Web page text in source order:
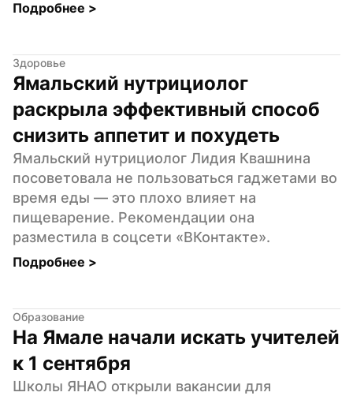
Подробнее >
Здоровье
Ямальский нутрициолог
раскрыла эффективный способ
снизить аппетит и похудеть
Ямальский нутрициолог Лидия Квашнина
посоветовала не пользоваться гаджетами во
время еды — это плохо влияет на
пищеварение. Рекомендации она
разместила в соцсети «ВКонтакте».
Подробнее >
Образование
На Ямале начали искать учителей
к 1 сентября
Школы ЯНАО открыли вакансии для